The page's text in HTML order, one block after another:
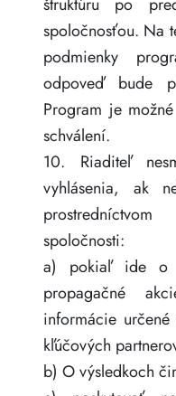
štruktúru po
spoločnosťou. Na
podmienky
odpoveď bude
Program je
schválení.
10. Riaditeľ
vyhlásenia, ak
spoločnosti:
a) pokiaľ ide o
propagačné
informácie
kľúčových
b) O výsledkoch